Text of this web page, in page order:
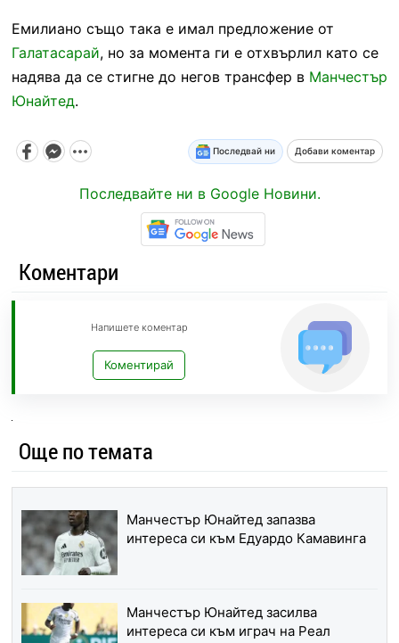
Емилиано също така е имал предложение от
Галатасарай, но за момента ги е отхвърлил като се
надява да се стигне до негов трансфер в Манчестър
Юнайтед.
Последвай ни Добави коментар
Последвайте ни в Google Новини.
Коментари
Напишете коментар
Коментирай
Още по темата
Манчестър Юнайтед запазва
интереса си към Едуардо Камавинга
Манчестър Юнайтед засилва
интереса си към играч на Реал